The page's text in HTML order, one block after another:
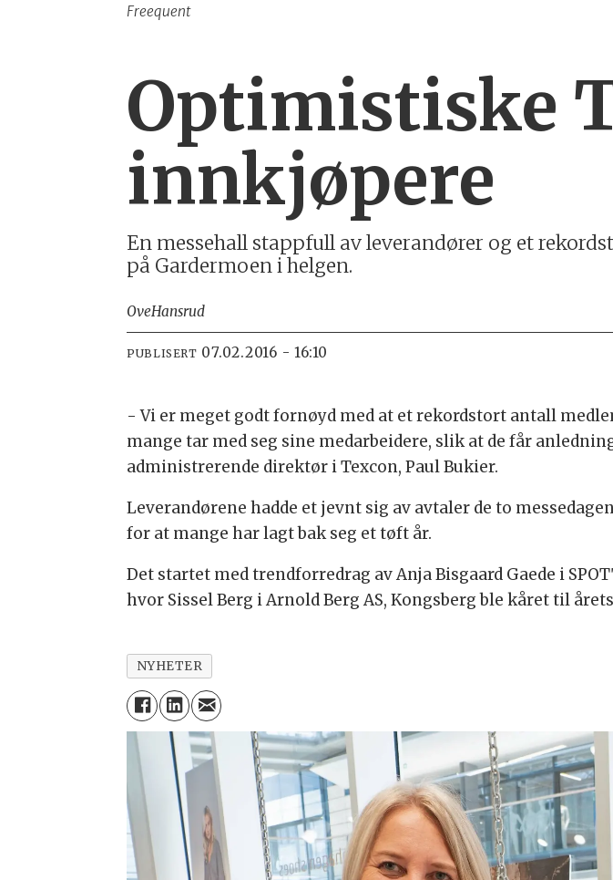
Freequent
Optimistiske
innkjøpere
En messehall stappfull av leverandører og et
på Gardermoen i helgen.
OveHansrud
PUBLISERT 07.02.2016 - 16:10
- Vi er meget godt fornøyd med at et rekordstort antall
mange tar med seg sine medarbeidere, slik at de får
administrerende direktør i Texcon, Paul Bukier.
Leverandørene hadde et jevnt sig av avtaler de to
for at mange har lagt bak seg et tøft år.
Det startet med trendforredrag av Anja Bisgaard Gaede i
hvor Sissel Berg i Arnold Berg AS, Kongsberg ble kåret til
NYHETER